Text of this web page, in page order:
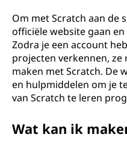
Om met Scratch aan de
officiële website gaan
Zodra je een account
projecten verkennen,
maken met Scratch. De
en hulpmiddelen om je
van Scratch te leren
Wat kan ik